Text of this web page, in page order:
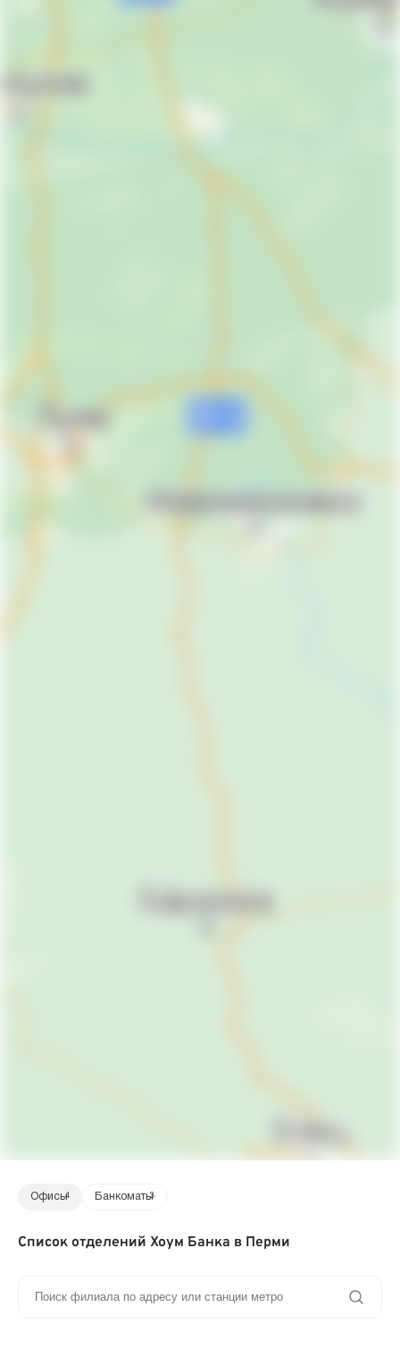
Офисы4 Банкоматы3
Список отделений Хоум Банка в Перми